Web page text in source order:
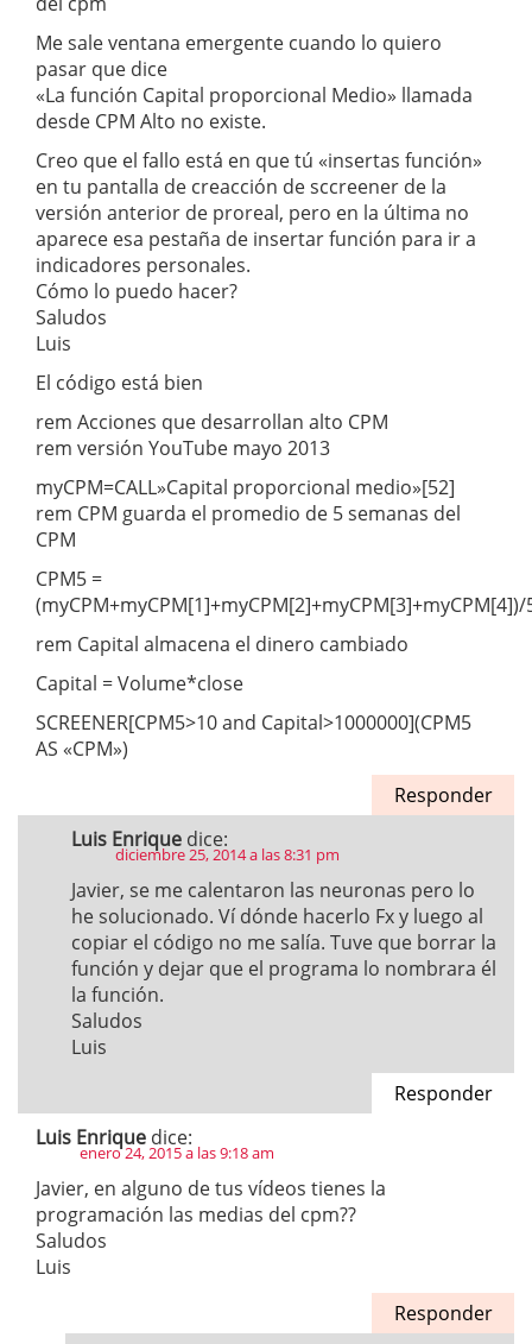
Me sale ventana emergente cuando lo quiero
pasar que dice
«La función Capital proporcional Medio» llamada
desde CPM Alto no existe.
Creo que el fallo está en que tú «insertas función»
en tu pantalla de creacción de sccreener de la
versión anterior de proreal, pero en la última no
aparece esa pestaña de insertar función para ir a
indicadores personales.
Cómo lo puedo hacer?
Saludos
Luis
El código está bien
rem Acciones que desarrollan alto CPM
rem versión YouTube mayo 2013
myCPM=CALL»Capital proporcional medio»[52]
rem CPM guarda el promedio de 5 semanas del
CPM
CPM5 =
(myCPM+myCPM[1]+myCPM[2]+myCPM[3]+myCPM[4])/
rem Capital almacena el dinero cambiado
Capital = Volume*close
SCREENER[CPM5>10 and Capital>1000000](CPM5
AS «CPM»)
Responder
Luis Enrique dice:
diciembre 25, 2014 a las 8:31 pm
Javier, se me calentaron las neuronas pero lo
he solucionado. Ví dónde hacerlo Fx y luego al
copiar el código no me salía. Tuve que borrar la
función y dejar que el programa lo nombrara él
la función.
Saludos
Luis
Responder
Luis Enrique dice:
enero 24, 2015 a las 9:18 am
Javier, en alguno de tus vídeos tienes la
programación las medias del cpm??
Saludos
Luis
Responder